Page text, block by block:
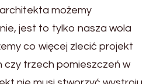
możemy
jest to tylko nasza wola
co więcej zlecić projekt
czy trzech pomieszczeń w